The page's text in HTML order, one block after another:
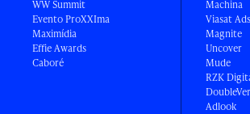
WW Summit
Evento ProXXIma
Maximídia
Effie Awards
Caboré
Machina
Viasat Ads
Magnite
Uncover
Mude
RZK
Adlook